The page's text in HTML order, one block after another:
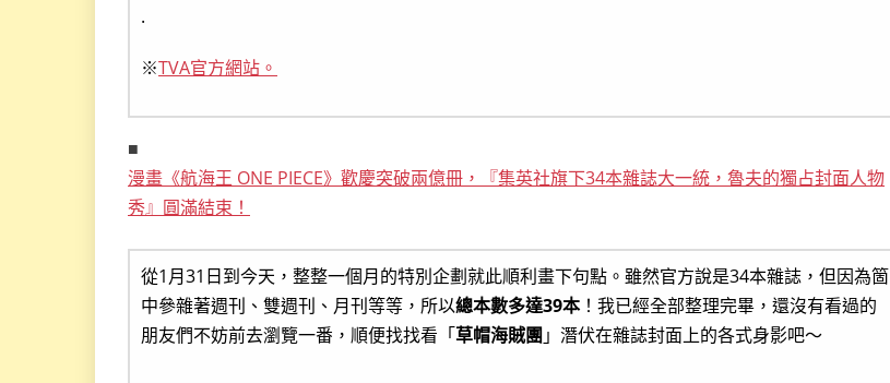
.
※TVA官方網站。
■
漫畫《航海王 ONE PIECE》歡慶突破兩億冊，『集英社旗下34本雜誌大一統，魯夫的獨占封面人物
秀』圓滿結束！
從1月31日到今天，整整一個月的特別企劃就此順利畫下句點。雖然官方說是34本雜誌，但因為箇
中參雜著週刊、雙週刊、月刊等等，所以總本數多達39本！我已經全部整理完畢，還沒有看過的
朋友們不妨前去瀏覽一番，順便找找看「草帽海賊團 」潛伏在雜誌封面上的各式身影吧～